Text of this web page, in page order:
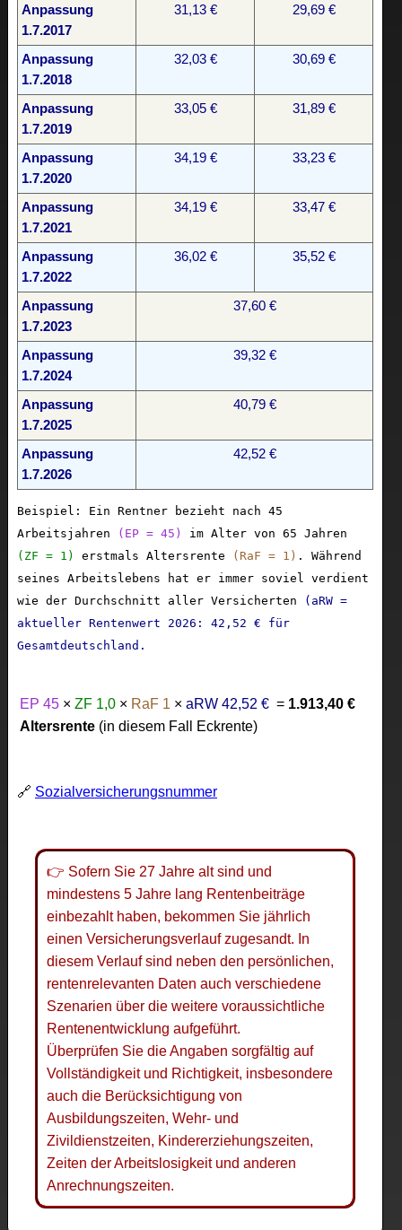
Anpassung
1.7.2017
31,13 € 29,69 €
Anpassung
1.7.2018
32,03 € 30,69 €
Anpassung
1.7.2019
33,05 € 31,89 €
Anpassung
1.7.2020
34,19 € 33,23 €
Anpassung
1.7.2021
34,19 € 33,47 €
Anpassung
1.7.2022
36,02 € 35,52 €
Anpassung
1.7.2023
37,60 €
Anpassung
1.7.2024
39,32 €
Anpassung
1.7.2025
40,79 €
Anpassung
1.7.2026
42,52 €
Beispiel: Ein Rentner bezieht nach 45
Arbeitsjahren
(EP = 45) im Alter von 65 Jahren
(ZF = 1) erstmals Altersrente (RaF = 1) . Während
seines Arbeitslebens hat er immer soviel verdient
wie der Durchschnitt aller Versicherten
(aRW =
aktueller Rentenwert 2026: 42,52 € für
Gesamtdeutschland.
EP 45 × ZF 1,0 × RaF 1 × aRW 42,52 € = 1.913,40 €
Altersrente (in diesem Fall Eckrente)
🔗 Sozialversicherungsnummer
👉 Sofern Sie 27 Jahre alt sind und
mindestens 5 Jahre lang Rentenbeiträge
einbezahlt haben, bekommen Sie jährlich
einen Versicherungsverlauf zugesandt. In
diesem Verlauf sind neben den persönlichen,
rentenrelevanten Daten auch verschiedene
Szenarien über die weitere voraussichtliche
Rentenentwicklung aufgeführt.
Überprüfen Sie die Angaben sorgfältig auf
Vollständigkeit und Richtigkeit, insbesondere
auch die Berücksichtigung von
Ausbildungszeiten, Wehr- und
Zivildienstzeiten, Kindererziehungszeiten,
Zeiten der Arbeitslosigkeit und anderen
Anrechnungszeiten.